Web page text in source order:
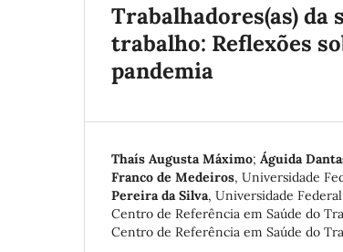
Trabalhadores(as) da
trabalho: Reflexões
pandemia
Thaís Augusta Máximo; Águida
Franco de Medeiros, Universidade
Pereira da Silva, Universidade
Centro de Referência em Saúde do
Centro de Referência em Saúde do